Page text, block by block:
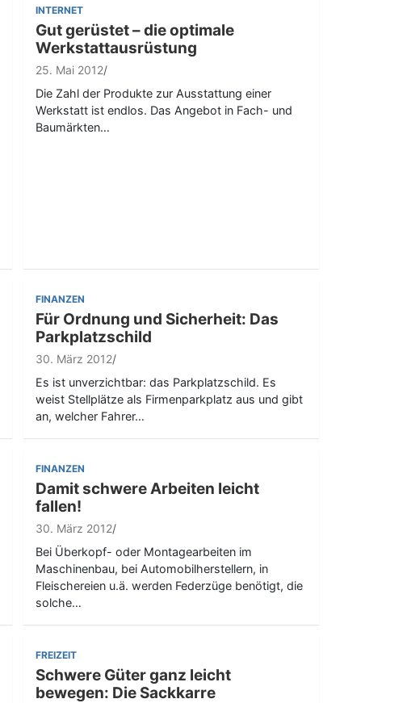
INTERNET
Gut gerüstet – die optimale
Werkstattausrüstung
25. Mai 2012
Die Zahl der Produkte zur Ausstattung einer
Werkstatt ist endlos. Das Angebot in Fach- und
Baumärkten…
FINANZEN
Für Ordnung und Sicherheit: Das
Parkplatzschild
30. März 2012
Es ist unverzichtbar: das Parkplatzschild. Es
weist Stellplätze als Firmenparkplatz aus und gibt
an, welcher Fahrer…
FINANZEN
Damit schwere Arbeiten leicht
fallen!
30. März 2012
Bei Überkopf- oder Montagearbeiten im
Maschinenbau, bei Automobilherstellern, in
Fleischereien u.ä. werden Federzüge benötigt, die
solche…
FREIZEIT
Schwere Güter ganz leicht
bewegen: Die Sackkarre